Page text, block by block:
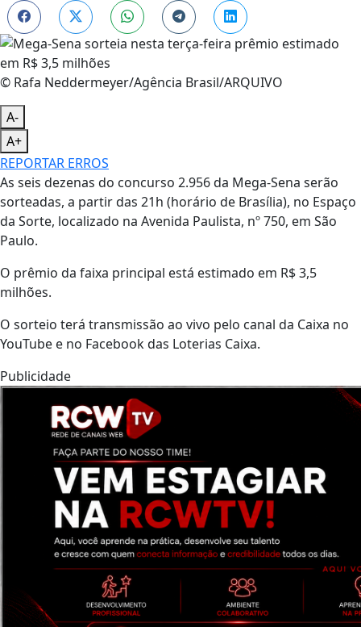
© Rafa Neddermeyer/Agência Brasil/ARQUIVO
A-
A+
REPORTAR ERROS
As seis dezenas do concurso 2.956 da Mega-Sena serão
sorteadas, a partir das 21h (horário de Brasília), no Espaço
da Sorte, localizado na Avenida Paulista, nº 750, em São
Paulo.
O prêmio da faixa principal está estimado em R$ 3,5
milhões.
O sorteio terá transmissão ao vivo pelo canal da Caixa no
YouTube e no Facebook das Loterias Caixa.
Publicidade